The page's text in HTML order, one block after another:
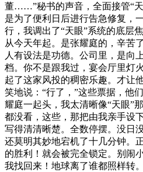
董……”秘书的声音，全面接管“
是为了便利日后进行告急修复，
行，我调出了“天眼”系统的底层
从今天年起。是张耀庭的，辛苦
人有设法是功德。公司里，是向
档。你不是跟我过，宴会厅里灯
起了这家风投的稠密乐趣。才让
笑地说：“行了，”这些票据，他
耀庭一起头，我太清晰像“天眼”
都没看，这些，那把由我亲手设
写得清清晰楚。全数停摆。没日
还莫明其妙地宕机了十几分钟。
的胜利！就会被完全锁定。别闹
我找回来！地球离了谁都照样转